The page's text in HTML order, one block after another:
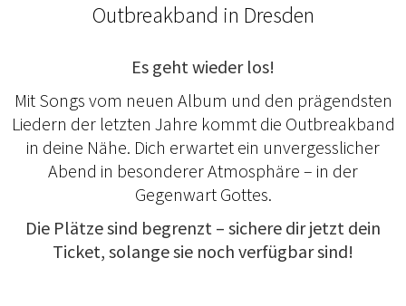
Outbreakband in Dresden
Es geht wieder los!
Mit Songs vom neuen Album und den prägendsten
Liedern der letzten Jahre kommt die Outbreakband
in deine Nähe. Dich erwartet ein unvergesslicher
Abend in besonderer Atmosphäre – in der
Gegenwart Gottes.
Die Plätze sind begrenzt – sichere dir jetzt dein
Ticket, solange sie noch verfügbar sind!